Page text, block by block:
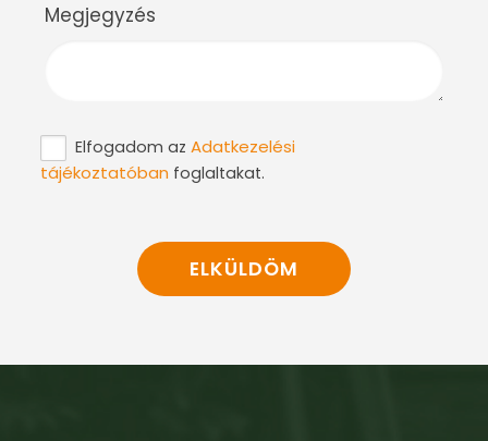
Megjegyzés
Elfogadom az Adatkezelési
tájékoztatóban foglaltakat.